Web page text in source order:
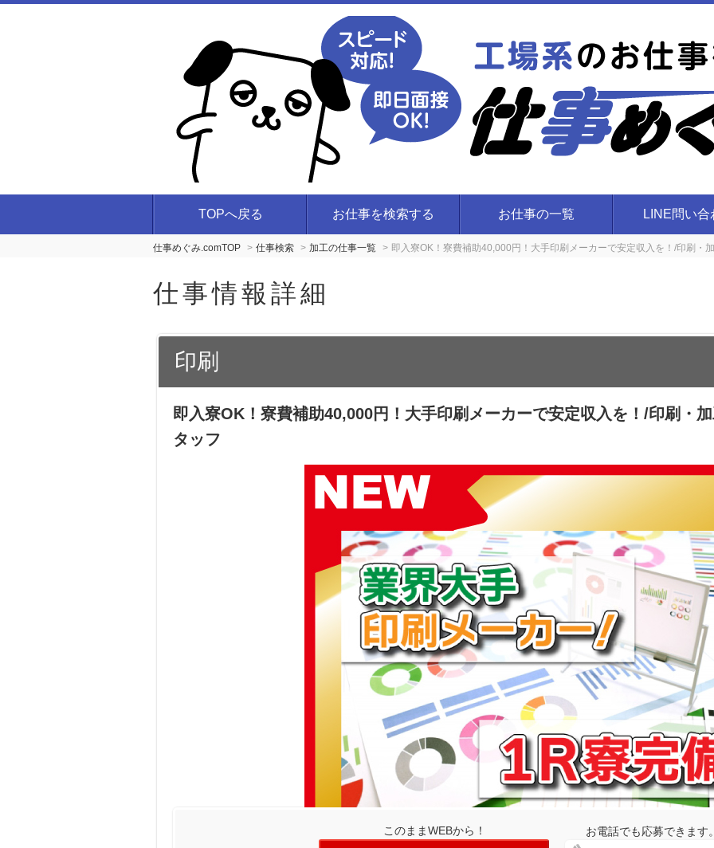
TOPへ戻る お仕事を検索する お仕事の一覧 LINE問い合
仕事めぐみ.comTOP 仕事検索 加工の仕事一覧 即入寮OK！寮費補助40,000円！大手印刷メーカーで安定収入を！/印刷・
仕事情報詳細
印刷
即入寮OK！寮費補助40,000円！大手印刷メーカーで安定収入を！/印刷・
タッフ
このままWEBから！ お電話でも応募できます